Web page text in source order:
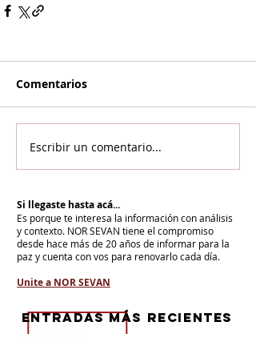
Comentarios
Escribir un comentario...
Si llegaste hasta acá...
Es porque te interesa la información con análisis
y contexto. NOR SEVAN tiene el compromiso
desde hace más de 20 años de informar para la
paz y cuenta con vos para renovarlo cada día.
Unite a NOR SEVAN
eNTRADAS MÁS RECIENTES